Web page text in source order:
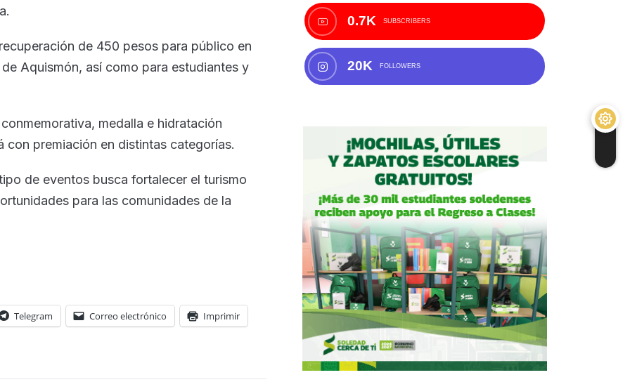
de 450 pesos para público en
Aquismón, así como para estudiantes y
medalla e hidratación
premiación en distintas categorías.
de eventos busca fortalecer el turismo
para las comunidades de la
Telegram Correo electrónico Imprimir
0.7K SUBSCRIBERS
20K FOLLOWERS